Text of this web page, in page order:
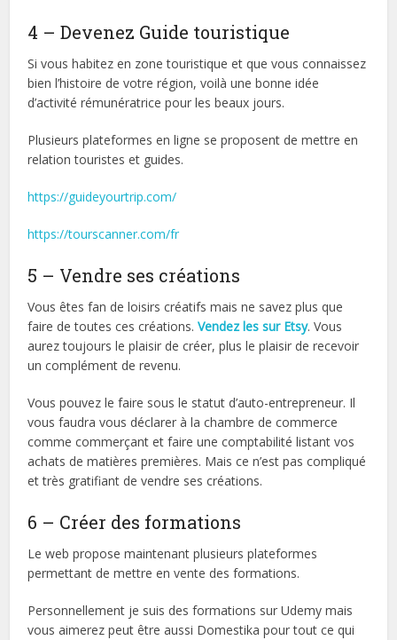
4 – Devenez Guide touristique
Si vous habitez en zone touristique et que vous connaissez
bien l’histoire de votre région, voilà une bonne idée
d’activité rémunératrice pour les beaux jours.
Plusieurs plateformes en ligne se proposent de mettre en
relation touristes et guides.
https://guideyourtrip.com/
https://tourscanner.com/fr
5 – Vendre ses créations
Vous êtes fan de loisirs créatifs mais ne savez plus que
faire de toutes ces créations.Vendez les sur Etsy. Vous
aurez toujours le plaisir de créer, plus le plaisir de recevoir
un complément de revenu.
Vous pouvez le faire sous le statut d’auto-entrepreneur. Il
vous faudra vous déclarer à la chambre de commerce
comme commerçant et faire une comptabilité listant vos
achats de matières premières. Mais ce n’est pas compliqué
et très gratifiant de vendre ses créations.
6 – Créer des formations
Le web propose maintenant plusieurs plateformes
permettant de mettre en vente des formations.
Personnellement je suis des formations sur Udemy mais
vous aimerez peut être aussi Domestika pour tout ce qui